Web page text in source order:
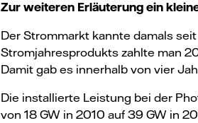
Zur weiteren Erläuterung ein
Der Strommarkt kannte damals
Stromjahresprodukts zahlte man
Damit gab es innerhalb von vier
Die installierte Leistung bei der
von 18 GW in 2010 auf 39 GW in